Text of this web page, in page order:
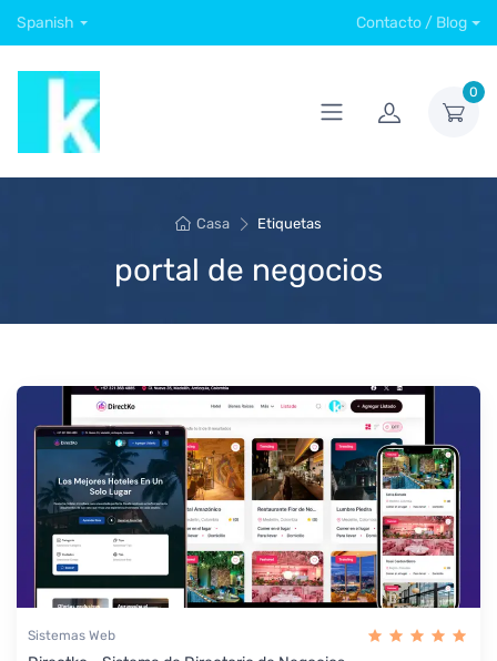
Spanish Contacto / Blog
0
Casa Etiquetas
portal de negocios
Sistemas Web